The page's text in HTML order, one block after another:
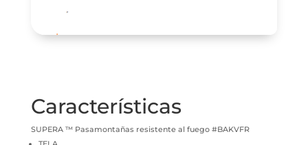
Características
SUPERA ™ Pasamontañas resistente al fuego #BAKVFR